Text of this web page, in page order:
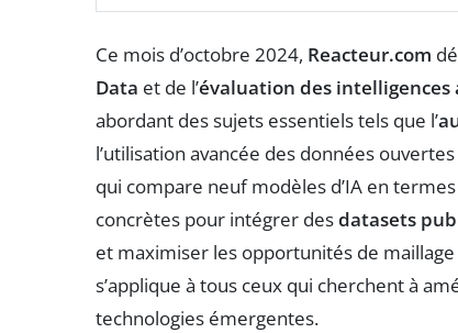
Ce mois d’octobre 2024, Reacteur.com
Data et de l’évaluation des
abordant des sujets essentiels tels que l’
l’utilisation avancée des données
qui compare neuf modèles d’IA en
concrètes pour intégrer desdatasets
et maximiser les opportunités de
s’applique à tous ceux qui cherchent à
technologies émergentes.